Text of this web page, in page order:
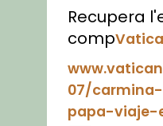
Recupera
comp
07/
papa-viaje-